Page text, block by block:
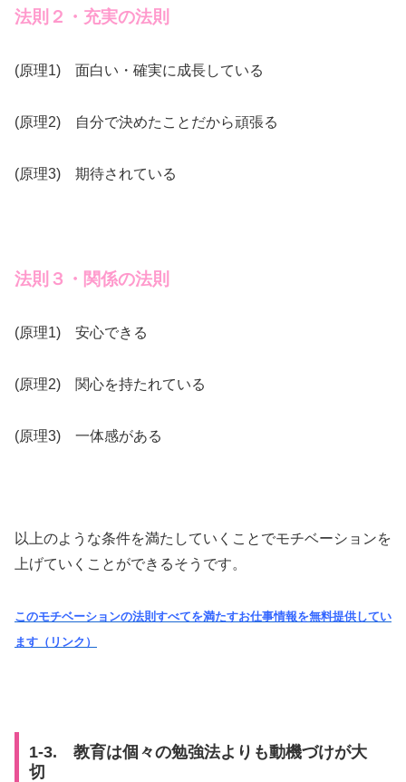
法則２・充実の法則
(原理1) 面白い・確実に成長している
(原理2) 自分で決めたことだから頑張る
(原理3) 期待されている
法則３・関係の法則
(原理1) 安心できる
(原理2) 関心を持たれている
(原理3) 一体感がある
以上のような条件を満たしていくことでモチベーションを
上げていくことができるそうです。
このモチベーションの法則すべてを満たすお仕事情報を無料提供してい
ます（リンク）
1-3. 教育は個々の勉強法よりも動機づけが大
切